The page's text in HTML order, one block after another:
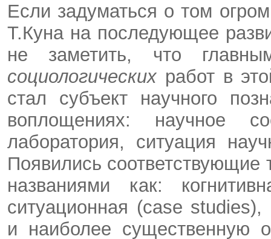
Если задуматься о том
Т.Куна на последующее
не заметить, что
социологических работ в
стал субъект научного
воплощениях: научное
лаборатория, ситуация
Появились соответствующие
названиями как:
ситуационная (case
и наиболее существенную